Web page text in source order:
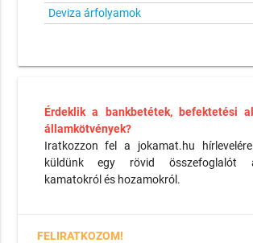
Deviza árfolyamok
Érdeklik a bankbetétek, befektetési
államkötvények?
Iratkozzon fel a jokamat.hu
küldünk egy rövid összefoglalót
kamatokról és hozamokról.
FELIRATKOZOM!